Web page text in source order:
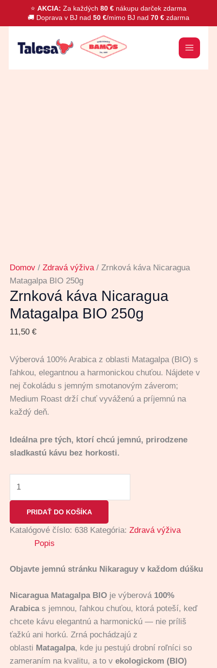
⭐ AKCIA: Za každých 80 € nákupu darček zdarma
🚚 Doprava v BJ nad 50 €/mimo BJ nad 70 € zdarma
Preskočiť
Domov / Zdravá výživa/ Zrnková káva Nicaragua
Matagalpa BIO 250g
Zrnková káva Nicaragua
Matagalpa BIO 250g
11,50 €
Výberová 100% Arabica z oblasti Matagalpa (BIO) s
ľahkou, elegantnou a harmonickou chuťou. Nájdete v
nej čokoládu s jemným smotanovým záverom;
Medium Roast drží chuť vyváženú a príjemnú na
každý deň.
Ideálna pre tých, ktorí chcú jemnú, prirodzene
sladkastú kávu bez horkosti.
Zrnková
Nicaragua
PRIDAŤ DO KOŠÍKA
Katalógové číslo: 638 Kategória: Zdravá výživa
Popis
Objavte jemnú stránku Nikaraguy v každom dúšku
Nicaragua Matagalpa BIO je výberová 100%
Arabicas jemnou, ľahkou chuťou, ktorá poteší, keď
chcete kávu elegantnú a harmonickú — nie príliš
ťažkú ani horkú. Zrná pochádzajú z
oblasti Matagalpa, kde ju pestujú drobní roľníci so
zameraním na kvalitu, a to v ekologickom (BIO)